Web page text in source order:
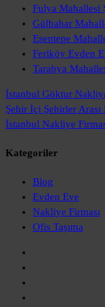
Fulya Mahallesi
Gülbahar
Esentepe
Feriköy Evden
Tarabya
İstanbul Göktur
Şehir İçi Şehirler Arası
İstanbul Nakliye
Kategoriler
Blog
Evden Eve
Nakliye Firması
Ofis Taşıma